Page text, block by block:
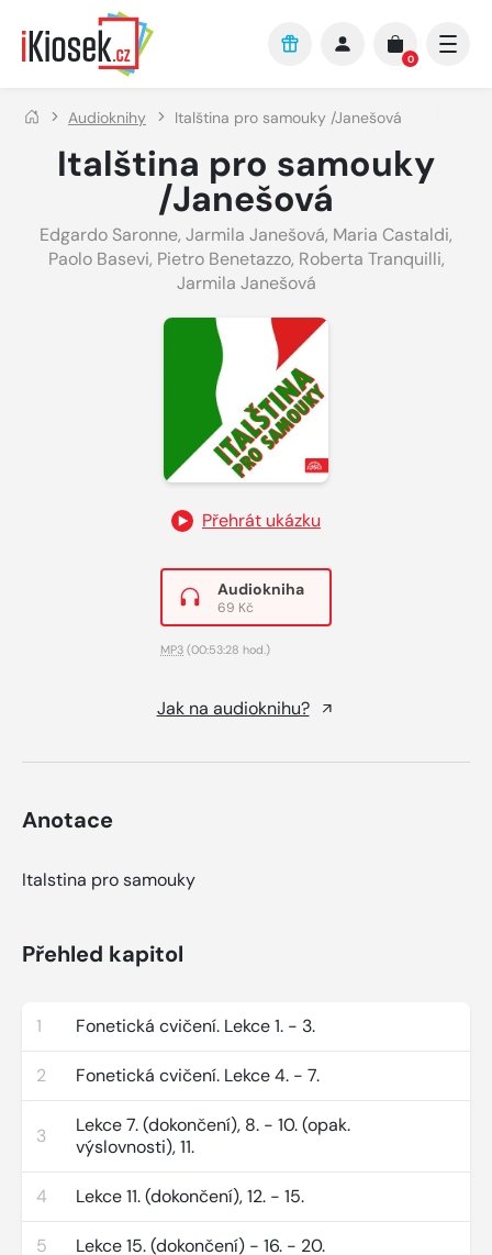
Přejít na hlavní obsah
0
Audioknihy Italština pro samouky /Janešová
Italština pro samouky
/Janešová
Edgardo Saronne, Jarmila Janešová, Maria Castaldi,
Paolo Basevi, Pietro Benetazzo, Roberta Tranquilli,
Jarmila Janešová
Přehrát ukázku
Audiokniha
69 Kč
MP3 (00:53:28 hod.)
Jak na audioknihu?
Anotace
Italstina pro samouky
Přehled kapitol
1 Fonetická cvičení. Lekce 1. - 3.
2 Fonetická cvičení. Lekce 4. - 7.
3
Lekce 7. (dokončení), 8. - 10. (opak.
výslovnosti), 11.
4 Lekce 11. (dokončení), 12. - 15.
5 Lekce 15. (dokončení) - 16. - 20.